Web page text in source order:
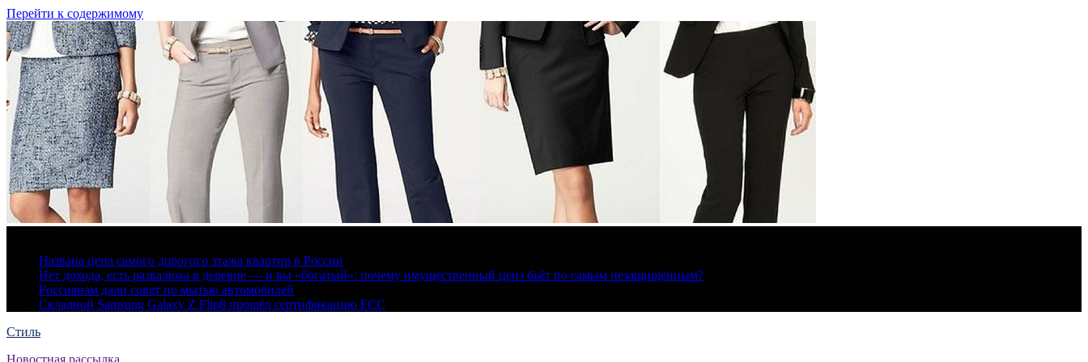
Перейти к содержимому
Названа цена самого дорогого этажа квартир в России
Нет дохода, есть развалюха в деревне — и вы «богатый»: почему имущественный ценз бьёт по самым незащищённым?
Россиянам дали совет по мытью автомобилей
Складной Samsung Galaxy Z Flip8 прошёл сертификацию FCC
Стиль
Новостная рассылка